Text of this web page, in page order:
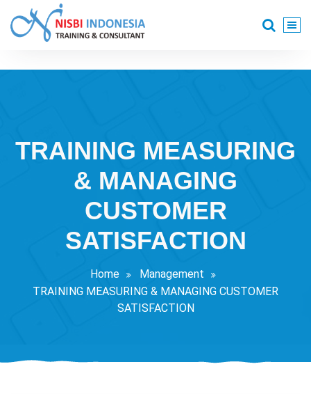
content
TRAINING MEASURING
& MANAGING
CUSTOMER
SATISFACTION
Home
Management
TRAINING MEASURING & MANAGING CUSTOMER
SATISFACTION